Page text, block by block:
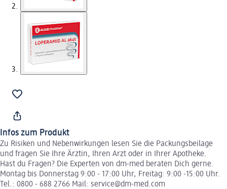
Infos zum Produkt
Zu Risiken und Nebenwirkungen lesen Sie die Packungsbeilage
und fragen Sie Ihre Ärztin, Ihren Arzt oder in Ihrer Apotheke.
Hast du Fragen? Die Experten von dm-med beraten Dich gerne.
Montag bis Donnerstag 9:00 - 17:00 Uhr, Freitag: 9:00 -15:00 Uhr.
Tel.: 0800 - 688 2766 Mail: service@dm-med.com